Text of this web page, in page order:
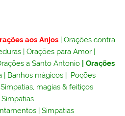
aos Anjos |Orações contra
|Orações para Amor
a Santo Antonio |Orações
Banhos mágicos
Poções
|Simpatias, magias & feitiços
|Simpatias
|Simpatias